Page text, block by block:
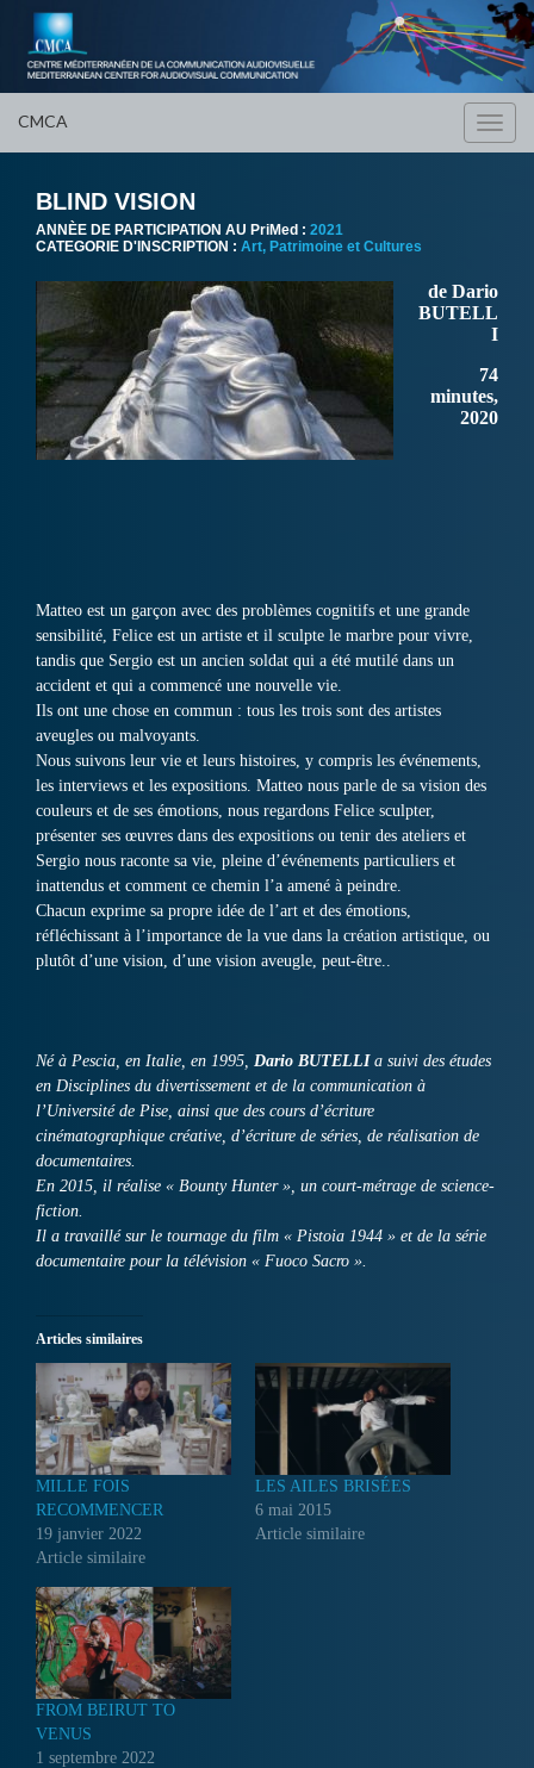
CMCA
BLIND VISION
ANNÈE DE PARTICIPATION AU PriMed : 2021
CATEGORIE D'INSCRIPTION : Art, Patrimoine et Cultures
de Dario
BUTELL
I
74
minutes,
2020
Matteo est un garçon avec des problèmes cognitifs et une grande
sensibilité, Felice est un artiste et il sculpte le marbre pour vivre,
tandis que Sergio est un ancien soldat qui a été mutilé dans un
accident et qui a commencé une nouvelle vie.
Ils ont une chose en commun : tous les trois sont des artistes
aveugles ou malvoyants.
Nous suivons leur vie et leurs histoires, y compris les événements,
les interviews et les expositions. Matteo nous parle de sa vision des
couleurs et de ses émotions, nous regardons Felice sculpter,
présenter ses œuvres dans des expositions ou tenir des ateliers et
Sergio nous raconte sa vie, pleine d’événements particuliers et
inattendus et comment ce chemin l’a amené à peindre.
Chacun exprime sa propre idée de l’art et des émotions,
réfléchissant à l’importance de la vue dans la création artistique, ou
plutôt d’une vision, d’une vision aveugle, peut-être..
Né à Pescia, en Italie, en 1995, Dario BUTELLIa suivi des études
en Disciplines du divertissement et de la communication à
l’Université de Pise, ainsi que des cours d’écriture
cinématographique créative, d’écriture de séries, de réalisation de
documentaires.
En 2015, il réalise « Bounty Hunter », un court-métrage de science-
fiction.
Il a travaillé sur le tournage du film « Pistoia 1944 » et de la série
documentaire pour la télévision « Fuoco Sacro ».
Articles similaires
MILLE FOIS
RECOMMENCER
19 janvier 2022
Article similaire
LES AILES BRISÉES
6 mai 2015
Article similaire
FROM BEIRUT TO
VENUS
1 septembre 2022